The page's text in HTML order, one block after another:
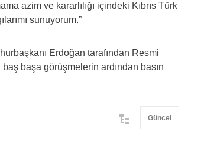
azim ve kararlılığı içindeki Kıbrıs Türk
sunuyorum.”
Erdoğan tarafından Resmi
başa görüşmelerin ardından basın
Güncel